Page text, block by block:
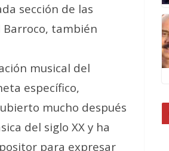
sección de las
también
musical del
específico,
mucho después
del siglo XX y ha
para expresar